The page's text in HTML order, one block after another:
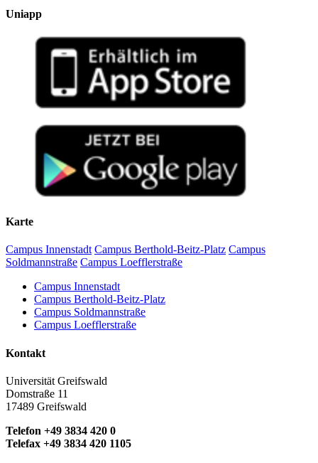
Uniapp
Karte
Campus Innenstadt Campus Berthold-Beitz-Platz Campus
Soldmannstraße Campus Loefflerstraße
Campus Innenstadt
Campus Berthold-Beitz-Platz
Campus Soldmannstraße
Campus Loefflerstraße
Kontakt
Universität Greifswald
Domstraße 11
17489 Greifswald
Telefon +49 3834 420 0
Telefax +49 3834 420 1105